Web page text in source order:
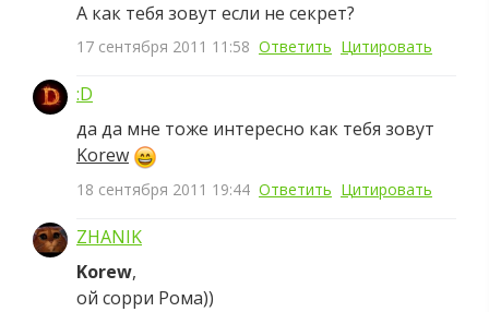
А как тебя зовут если не секрет?
17 сентября 2011 11:58 Ответить Цитировать
:D
да да мне тоже интересно как тебя зовут
Korew
18 сентября 2011 19:44 Ответить Цитировать
ZHANIK
Korew,
ой сорри Рома))